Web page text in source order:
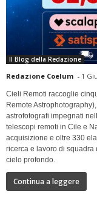
Il Blog della Redazione
Redazione Coelum - 1
Cieli Remoti raccoglie
Remote
astrofotografi impegnati
telescopi remoti in Cile e
acquisizione e oltre 330
ricerca e lavoro di squadra
cielo profondo.
Continua a leggere